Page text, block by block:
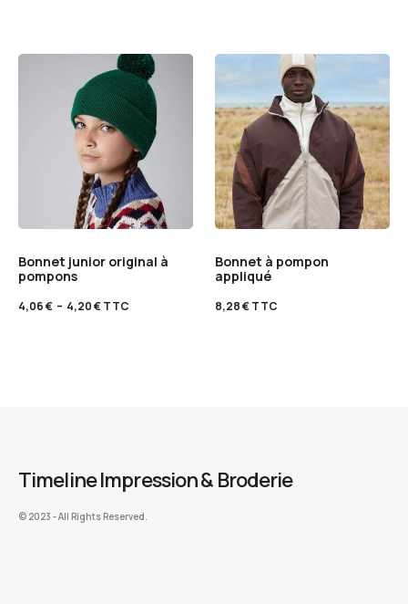
Bonnet junior original à
pompons
4,06€ – 4,20€TTC
Bonnet à pompon
appliqué
8,28€TTC
Timeline Impression & Broderie
©️ 2023 - All Rights Reserved.